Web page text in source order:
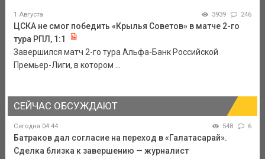
1 Августа 3939 246
ЦСКА не смог победить «Крылья Советов» в матче 2-го
тура РПЛ, 1:1
Завершился матч 2-го тура Альфа-Банк Российской
Премьер-Лиги, в котором ...
СЕЙЧАС ОБСУЖДАЮТ
Сегодня 04:44 548 6
Батраков дал согласие на переход в «Галатасарай».
Сделка близка к завершению — журналист